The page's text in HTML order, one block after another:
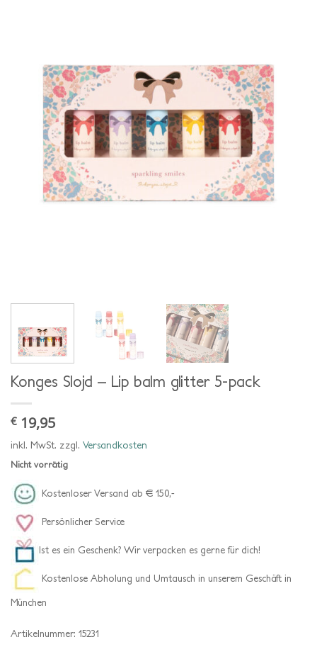
Konges Slojd – Lip balm glitter 5-pack
€ 19,95
inkl. MwSt. zzgl. Versandkosten
Nicht vorrätig
Kostenloser Versand ab € 150,-
Persönlicher Service
Ist es ein Geschenk? Wir verpacken es gerne für dich!
Kostenlose Abholung und Umtausch in unserem Geschäft in
München
Artikelnummer: 15231